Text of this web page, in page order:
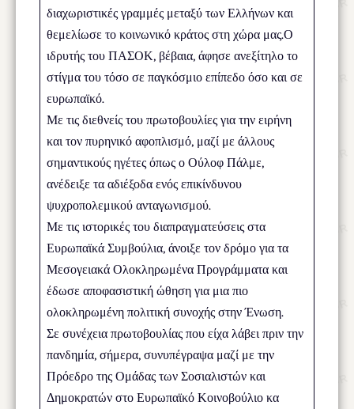
διαχωριστικές γραμμές μεταξύ των Ελλήνων και
θεμελίωσε το κοινωνικό κράτος στη χώρα μας.Ο
ιδρυτής του ΠΑΣΟΚ, βέβαια, άφησε ανεξίτηλο το
στίγμα του τόσο σε παγκόσμιο επίπεδο όσο και σε
ευρωπαϊκό.
Με τις διεθνείς του πρωτοβουλίες για την ειρήνη
και τον πυρηνικό αφοπλισμό, μαζί με άλλους
σημαντικούς ηγέτες όπως ο Ούλοφ Πάλμε,
ανέδειξε τα αδιέξοδα ενός επικίνδυνου
ψυχροπολεμικού ανταγωνισμού.
Με τις ιστορικές του διαπραγματεύσεις στα
Ευρωπαϊκά Συμβούλια, άνοιξε τον δρόμο για τα
Μεσογειακά Ολοκληρωμένα Προγράμματα και
έδωσε αποφασιστική ώθηση για μια πιο
ολοκληρωμένη πολιτική συνοχής στην Ένωση.
Σε συνέχεια πρωτοβουλίας που είχα λάβει πριν την
πανδημία, σήμερα, συνυπέγραψα μαζί με την
Πρόεδρο της Ομάδας των Σοσιαλιστών και
Δημοκρατών στο Ευρωπαϊκό Κοινοβούλιο κα